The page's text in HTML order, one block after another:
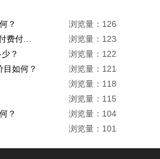
？
浏览量：1264
浏览量：1234
？
浏览量：1228
如何？
浏览量：1214
浏览量：1180
浏览量：1159
？
浏览量：1048
浏览量：1015